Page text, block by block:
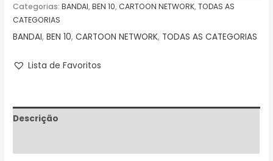
Categorias:BANDAI,BEN 10,CARTOON NETWORK,TODAS AS
CATEGORIAS
BANDAI,BEN 10,CARTOON NETWORK, TODAS AS CATEGORIAS
Lista de Favoritos
Descrição